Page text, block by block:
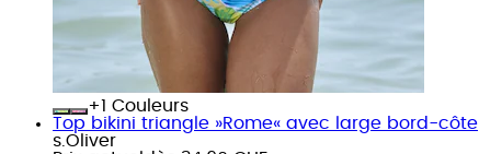
+
Couleurs
Top bikini triangle »Rome« avec large bord-côte
s.Oliver